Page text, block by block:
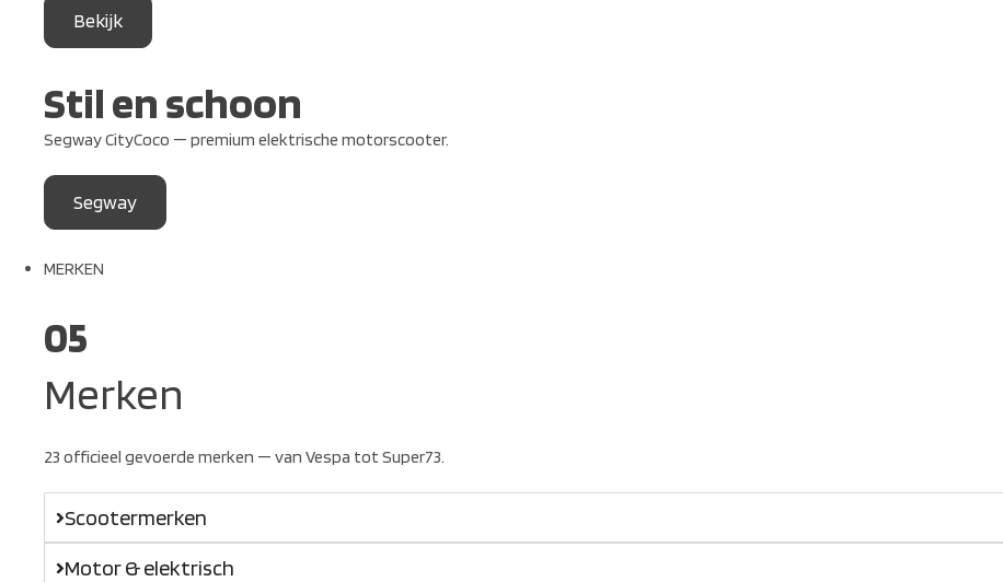
Bekijk
Stil en schoon
Segway CityCoco — premium elektrische motorscooter.
Segway
MERKEN
05
Merken
23 officieel gevoerde merken — van Vespa tot Super73.
Scootermerken
Motor & elektrisch